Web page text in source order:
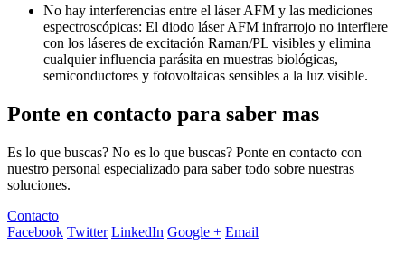
No hay interferencias entre el láser AFM y las mediciones
espectroscópicas: El diodo láser AFM infrarrojo no interfiere
con los láseres de excitación Raman/PL visibles y elimina
cualquier influencia parásita en muestras biológicas,
semiconductores y fotovoltaicas sensibles a la luz visible.
Ponte en contacto para saber mas
Es lo que buscas? No es lo que buscas? Ponte en contacto con
nuestro personal especializado para saber todo sobre nuestras
soluciones.
Contacto
Facebook Twitter LinkedIn Google + Email